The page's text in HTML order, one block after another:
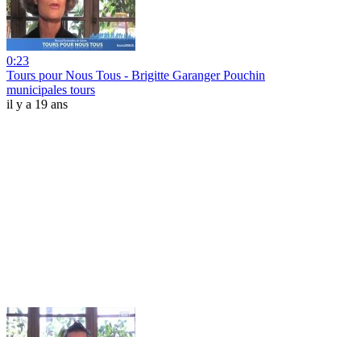
0:23
Tours pour Nous Tous - Brigitte Garanger Pouchin
municipales tours
il y a 19 ans